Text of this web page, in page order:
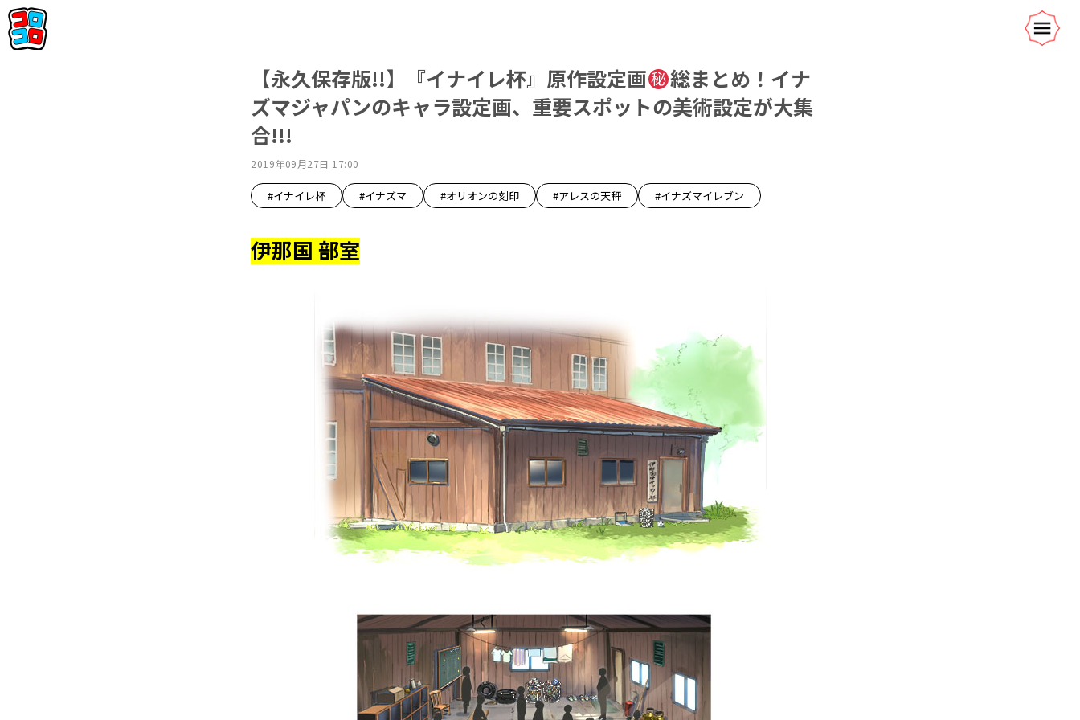
【永久保存版!!】『イナイレ杯』原作設定画
総まとめ！イナ
ズマジャパンのキャラ設定画、重要スポットの美術設定が大集
合!!!
2019年09月27日 17:00
#イナイレ杯 #イナズマ #オリオンの刻印 #アレスの天秤 #イナズマイレブン
伊那国 部室